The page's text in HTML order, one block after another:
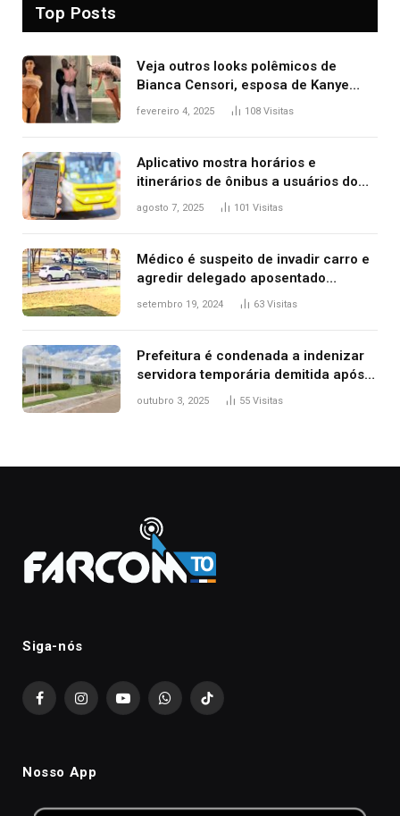
Top Posts
Veja outros looks polêmicos de
Bianca Censori, esposa de Kanye
West que apareceu nua no Grammy
fevereiro 4, 2025 108 Visitas
Aplicativo mostra horários e
itinerários de ônibus a usuários do
transporte público de Palmas; confira
agosto 7, 2025 101 Visitas
Médico é suspeito de invadir carro e
agredir delegado aposentado
durante confusão no trânsito
setembro 19, 2024 63 Visitas
Prefeitura é condenada a indenizar
servidora temporária demitida após
nascimento da filha
outubro 3, 2025 55 Visitas
Siga-nós
FacebookInstagramYouTubeWhatsAppTikTok
Nosso App